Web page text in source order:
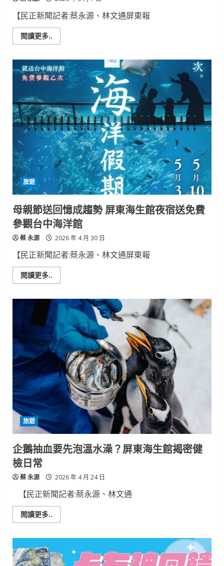
【民正新聞記者:蔡永源、林文通屏東報
閱讀更多..
more
東
海
生
館
必
備
神
卡！
原
來
海
洋
漫
遊
可
以
這
樣
玩
旅遊
母親節送回憶成趨勢 屏東海生館夜宿送免費
參觀台中海洋館
蔡 永源 2026 年 4 月 30 日
【民正新聞記者:蔡永源、林文通屏東報
閱讀更多..
more
親
回
憶
成
趨
勢
屏
海
生
館
夜
送
免
費
參
觀
台
中
海
旅遊
企鵝抽血要先泡溫水澡？屏東海生館揭密健
檢日常
蔡 永源 2026 年 4 月 24 日
【民正新聞記者:蔡永源、林文通
閱讀更多..
more
血
要